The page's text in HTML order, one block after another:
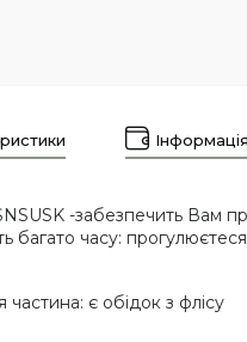
-забезпечить Вам
багато часу:
є обідок з флісу